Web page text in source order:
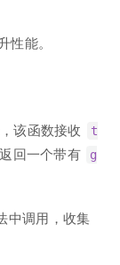
性能。
该函数接收
t
回一个带有
g
中调用，收集